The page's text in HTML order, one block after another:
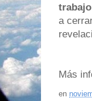
a
Más
en